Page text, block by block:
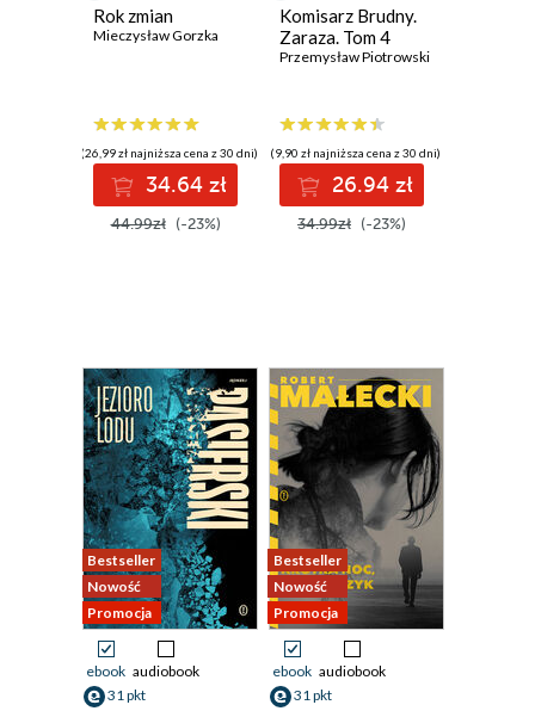
Rok zmian
Mieczysław Gorzka
(26,99 zł najniższa cena z 30 dni)
34.64 zł
44.99zł (-23%)
Komisarz Brudny.
Zaraza. Tom 4
Przemysław Piotrowski
(9,90 zł najniższa cena z 30 dni)
26.94 zł
34.99zł (-23%)
Bestseller
Nowość
Promocja
ebook audiobook
31 pkt
Bestseller
Nowość
Promocja
ebook audiobook
31 pkt